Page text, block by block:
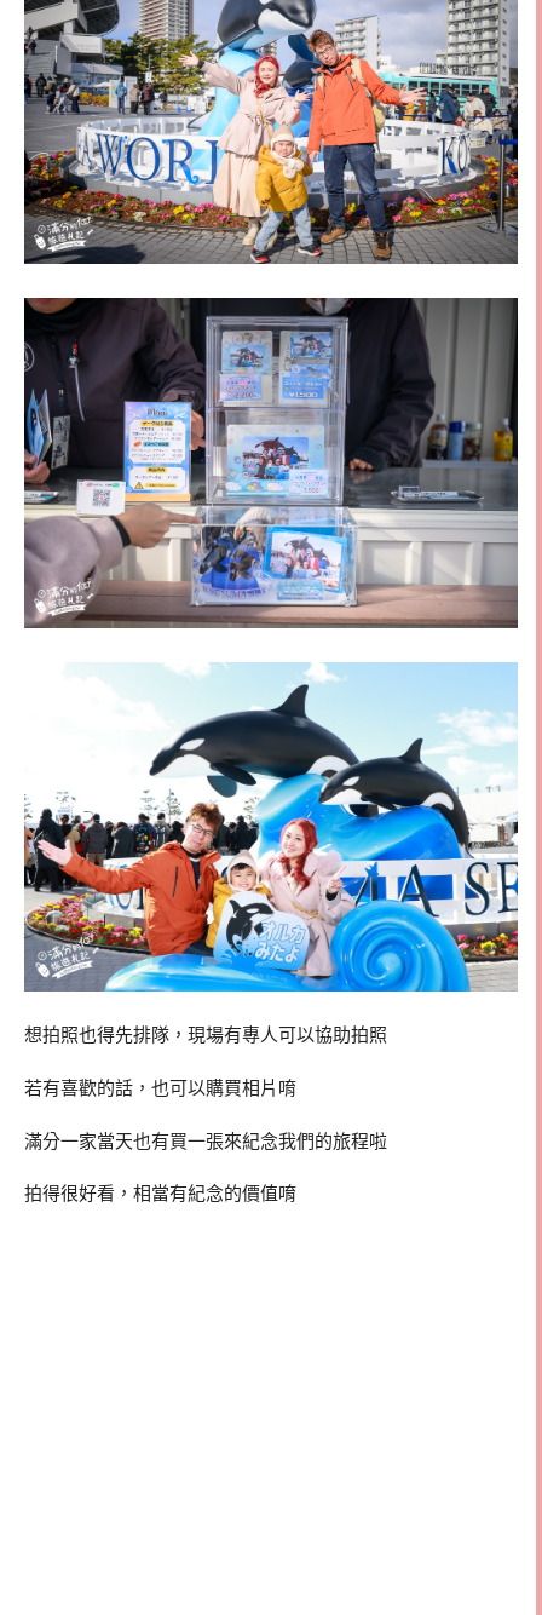
想拍照也得先排隊，現場有專人可以協助拍照
若有喜歡的話，也可以購買相片唷
滿分一家當天也有買一張來紀念我們的旅程啦
拍得很好看，相當有紀念的價值唷